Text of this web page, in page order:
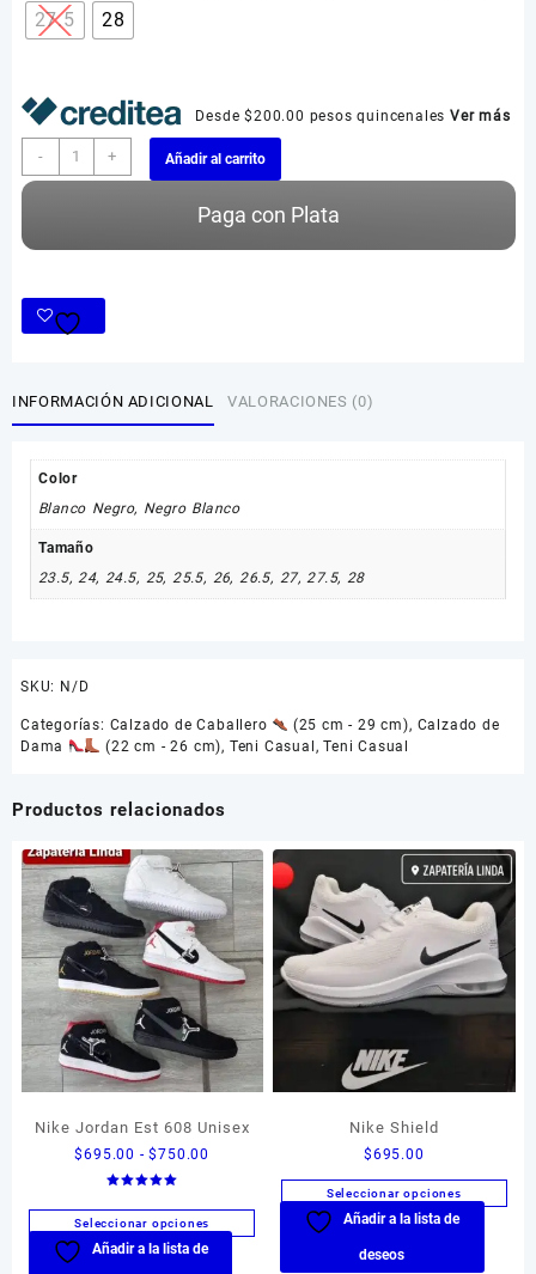
27.5
28
Desde $200.00 pesos quincenales Ver más
-
Adidas
Samba
+ Añadir al carrito
Paga con Plata
INFORMACIÓN ADICIONAL VALORACIONES (0)
Color
Blanco Negro, Negro Blanco
Tamaño
23.5,24,24.5, 25,25.5, 26,26.5, 27,27.5, 28
SKU: N/D
Categorías: Calzado de Caballero (25 cm - 29 cm), Calzado de
Dama
(22 cm - 26 cm), Teni Casual ,Teni Casual
Productos relacionados
Nike Jordan Est 608 Unisex
$695.00 - $750.00
desde
$695.00
5.00
de 5
Seleccionar opciones
Este
Añadir a la lista de
Nike Shield
$695.00
Seleccionar opciones
Este
Añadir a la lista de
deseos